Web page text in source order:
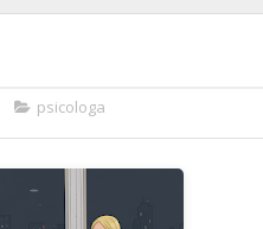
psicologa